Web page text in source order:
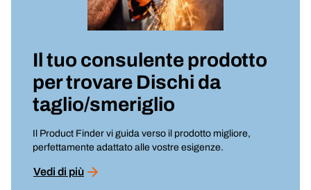
Il tuo consulente prodotto
per trovare Dischi da
taglio/smeriglio
Il Product Finder vi guida verso il prodotto migliore,
perfettamente adattato alle vostre esigenze.
Vedi di più